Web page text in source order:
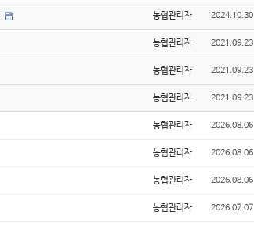
농협관리자 2024.10.30
농협관리자 2021.09.23
농협관리자 2021.09.23
농협관리자 2021.09.23
농협관리자 2026.08.06
농협관리자 2026.08.06
농협관리자 2026.08.06
농협관리자 2026.07.07